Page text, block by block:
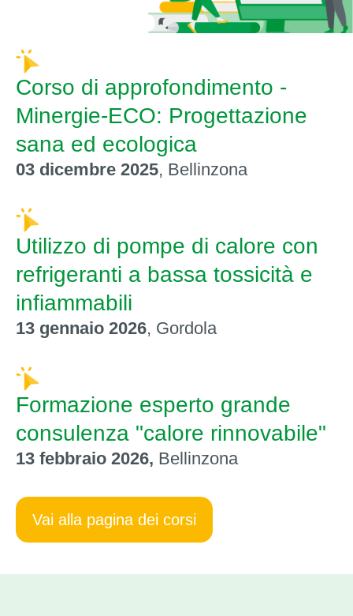
Corso di approfondimento -
Minergie-ECO: Progettazione
sana ed ecologica
03 dicembre 2025, Bellinzona
Utilizzo di pompe di calore con
refrigeranti a bassa tossicità e
infiammabili
13 gennaio 2026, Gordola
Formazione esperto grande
consulenza "calore rinnovabile"
13 febbraio 2026, Bellinzona
Vai alla pagina dei corsi